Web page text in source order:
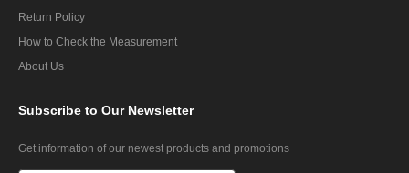
Return Policy
How to Check the Measurement
About Us
Subscribe to Our Newsletter
Get information of our newest products and promotions